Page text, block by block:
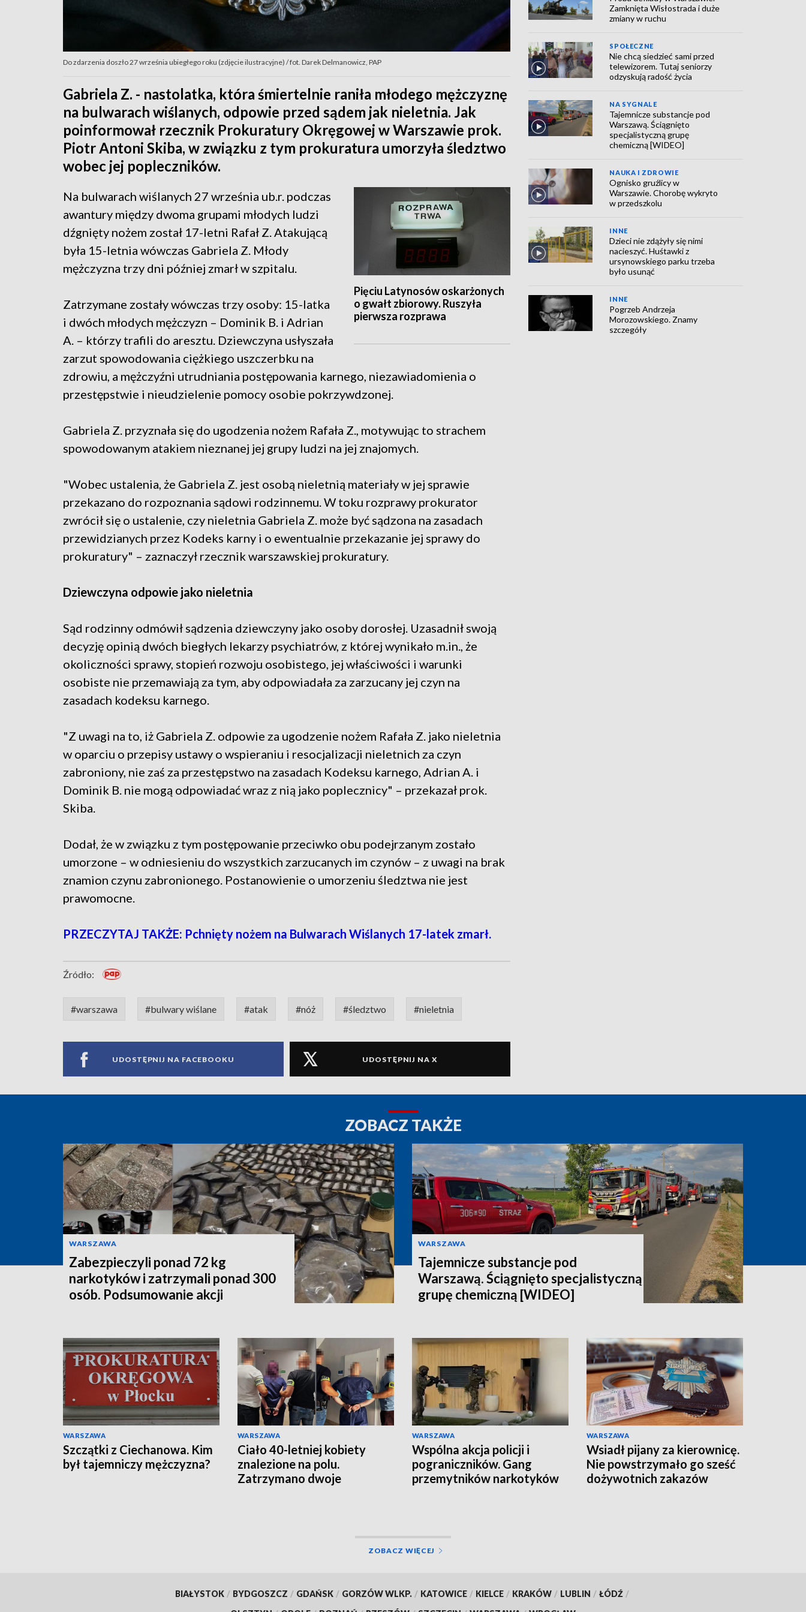
Do zdarzenia doszło 27 września ubiegłego roku (zdjęcie ilustracyjne) / fot. Darek Delmanowicz, PAP
Gabriela Z. - nastolatka, która śmiertelnie raniła młodego mężczyznę
na bulwarach wiślanych, odpowie przed sądem jak nieletnia. Jak
poinformował rzecznik Prokuratury Okręgowej w Warszawie prok.
Piotr Antoni Skiba, w związku z tym prokuratura umorzyła śledztwo
wobec jej popleczników.
Pięciu Latynosów oskarżonych
o gwałt zbiorowy. Ruszyła
pierwsza rozprawa
Na bulwarach wiślanych 27 września ub.r. podczas
awantury między dwoma grupami młodych ludzi
dźgnięty nożem został 17-letni Rafał Z. Atakującą
była 15-letnia wówczas Gabriela Z. Młody
mężczyzna trzy dni później zmarł w szpitalu.
Zatrzymane zostały wówczas trzy osoby: 15-latka
i dwóch młodych mężczyzn – Dominik B. i Adrian
A. – którzy trafili do aresztu. Dziewczyna usłyszała
zarzut spowodowania ciężkiego uszczerbku na
zdrowiu, a mężczyźni utrudniania postępowania karnego, niezawiadomienia o
przestępstwie i nieudzielenie pomocy osobie pokrzywdzonej.
Gabriela Z. przyznała się do ugodzenia nożem Rafała Z., motywując to strachem
spowodowanym atakiem nieznanej jej grupy ludzi na jej znajomych.
"Wobec ustalenia, że Gabriela Z. jest osobą nieletnią materiały w jej sprawie
przekazano do rozpoznania sądowi rodzinnemu. W toku rozprawy prokurator
zwrócił się o ustalenie, czy nieletnia Gabriela Z. może być sądzona na zasadach
przewidzianych przez Kodeks karny i o ewentualnie przekazanie jej sprawy do
prokuratury" – zaznaczył rzecznik warszawskiej prokuratury.
Dziewczyna odpowie jako nieletnia
Sąd rodzinny odmówił sądzenia dziewczyny jako osoby dorosłej. Uzasadnił swoją
decyzję opinią dwóch biegłych lekarzy psychiatrów, z której wynikało m.in., że
okoliczności sprawy, stopień rozwoju osobistego, jej właściwości i warunki
osobiste nie przemawiają za tym, aby odpowiadała za zarzucany jej czyn na
zasadach kodeksu karnego.
"Z uwagi na to, iż Gabriela Z. odpowie za ugodzenie nożem Rafała Z. jako nieletnia
w oparciu o przepisy ustawy o wspieraniu i resocjalizacji nieletnich za czyn
zabroniony, nie zaś za przestępstwo na zasadach Kodeksu karnego, Adrian A. i
Dominik B. nie mogą odpowiadać wraz z nią jako poplecznicy" – przekazał prok.
Skiba.
Dodał, że w związku z tym postępowanie przeciwko obu podejrzanym zostało
umorzone – w odniesieniu do wszystkich zarzucanych im czynów – z uwagi na brak
znamion czynu zabronionego. Postanowienie o umorzeniu śledztwa nie jest
prawomocne.
PRZECZYTAJ TAKŻE: Pchnięty nożem na Bulwarach Wiślanych 17-latek zmarł.
Źródło:
#warszawa #bulwary wiślane #atak #nóż #śledztwo #nieletnia
UDOSTĘPNIJ NA FACEBOOKU UDOSTĘPNIJ NA X
Zamknięta Wisłostrada i duże
zmiany w ruchu
SPOŁECZNE
Nie chcą siedzieć sami przed
telewizorem. Tutaj seniorzy
odzyskują radość życia
NA SYGNALE
Tajemnicze substancje pod
Warszawą. Ściągnięto
specjalistyczną grupę
chemiczną [WIDEO]
NAUKA I ZDROWIE
Ognisko gruźlicy w
Warszawie. Chorobę wykryto
w przedszkolu
INNE
Dzieci nie zdążyły się nimi
nacieszyć. Huśtawki z
ursynowskiego parku trzeba
było usunąć
INNE
Pogrzeb Andrzeja
Morozowskiego. Znamy
szczegóły
ZOBACZ TAKŻE
WARSZAWA
Zabezpieczyli ponad 72 kg
narkotyków i zatrzymali ponad 300
osób. Podsumowanie akcji
WARSZAWA
Tajemnicze substancje pod
Warszawą. Ściągnięto specjalistyczną
grupę chemiczną [WIDEO]
WARSZAWA
Szczątki z Ciechanowa. Kim
był tajemniczy mężczyzna?
WARSZAWA
Ciało 40-letniej kobiety
znalezione na polu.
Zatrzymano dwoje
WARSZAWA
Wspólna akcja policji i
pograniczników. Gang
przemytników narkotyków
WARSZAWA
Wsiadł pijany za kierownicę.
Nie powstrzymało go sześć
dożywotnich zakazów
ZOBACZ WIĘCEJ
BIAŁYSTOK / BYDGOSZCZ / GDAŃSK / GORZÓW WLKP. / KATOWICE / KIELCE / KRAKÓW / LUBLIN / ŁÓDŹ /